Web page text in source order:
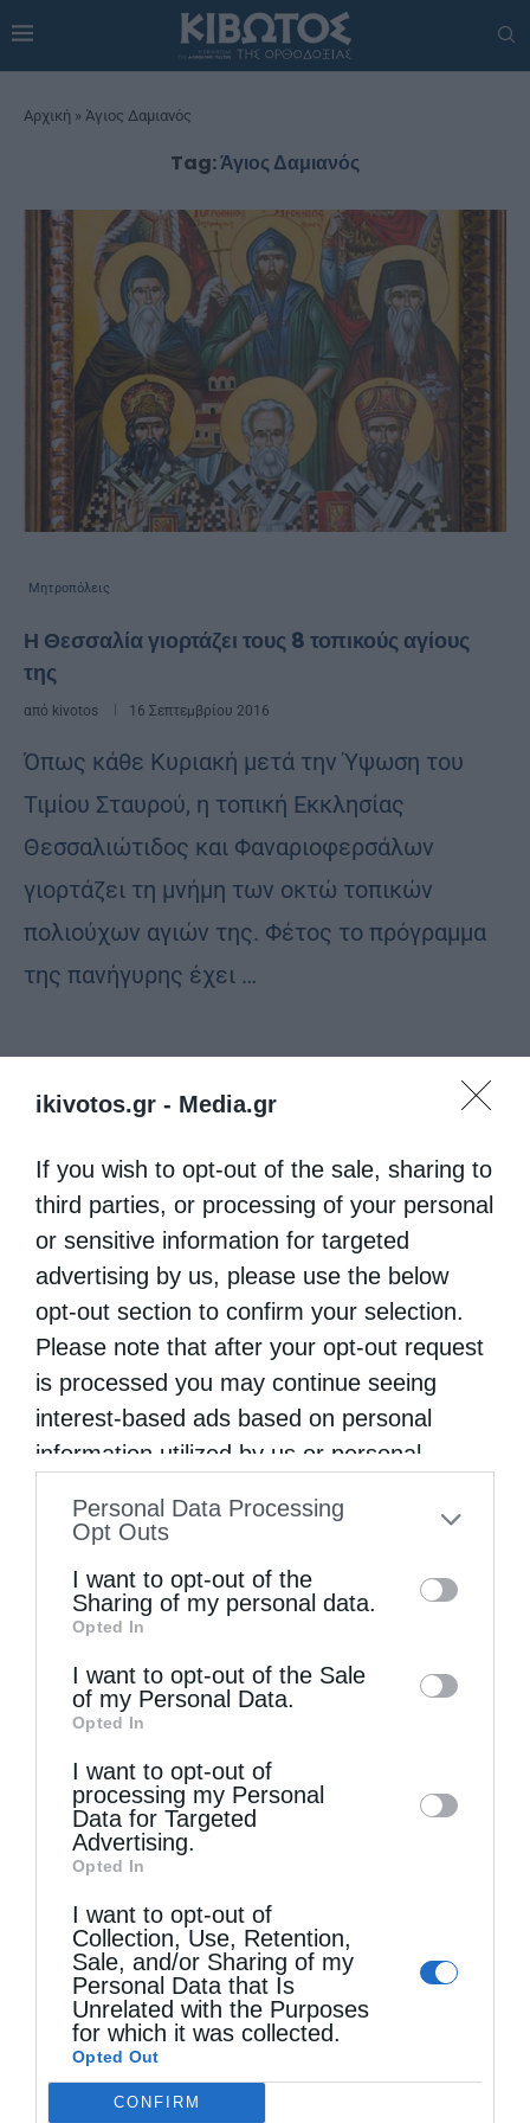
ikivotos.gr - Media.gr
If you wish to opt-out of the sale, sharing to
third parties, or processing of your personal
or sensitive information for targeted
advertising by us, please use the below
opt-out section to confirm your selection.
Please note that after your opt-out request
is processed you may continue seeing
interest-based ads based on personal
information utilized by us or personal
to your opt-out. You may separately opt-out
information by third parties on the IAB’s list
of downstream participants. This
information may also be disclosed by us to
third parties on theIAB’s List of
Downstream Participants
disclose it to other third parties.
Personal Data Processing
Opt Outs
I want to opt-out of the
Sharing of my personal data.
Opted In
I want to opt-out of the Sale
of my Personal Data.
Opted In
I want to opt-out of
processing my Personal
Data for Targeted
Advertising.
Opted In
I want to opt-out of
Collection, Use, Retention,
Sale, and/or Sharing of my
Personal Data that Is
Unrelated with the Purposes
for which it was collected.
Opted Out
CONFIRM
Αρχική » Άγιος Δαμιανός
Tag:Άγιος Δαμιανός
Μητροπόλεις
Η Θεσσαλία γιορτάζει τους 8 τοπικούς αγίους
της
από kivotos 16 Σεπτεμβρίου 2016
Όπως κάθε Κυριακή μετά την Ύψωση του
Τιμίου Σταυρού, η τοπική Εκκλησίας
Θεσσαλιώτιδος και Φαναριοφερσάλων
γιορτάζει τη μνήμη των οκτώ τοπικών
πολιούχων αγιών της. Φέτος το πρόγραμμα
της πανήγυρης έχει …
Τελευταία άρθρα
Ελληνικός Ερυθρός Σταυρός: Τι πρέπει να
περιέχει ένα φαρμακείο διακοπών
Η πανήγυρις της Μεταμορφώσεως του Σωτήρος
στη Θεσσαλονίκη
Όταν είσαι ευλαβής